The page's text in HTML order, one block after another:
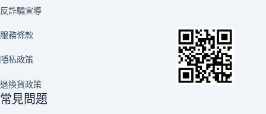
反詐騙宣導
服務條款
隱私政策
退換貨政策
常見問題